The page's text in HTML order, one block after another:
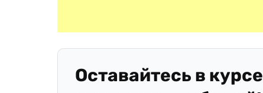
Оставайтесь в курсе